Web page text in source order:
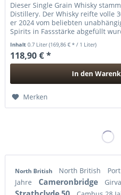
Dieser Single Grain Whisky
Distillery. Der Whisky reifte volle
er 2024 vom beliebten
Spirits in Fassstärke abgefüllt
Inhalt0.7 Liter(169,86 € * / 1 Liter)
118,90 € *
In den
Merken
North British North British
Jahre
Cameronbridge